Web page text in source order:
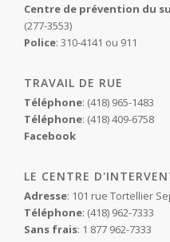
Centre de prévention du
(277-3553)
Police: 310-4141 ou 911
TRAVAIL DE RUE
Téléphone: (418) 965-1483
Téléphone: (418) 409-6758
Facebook
LE CENTRE
Adresse: 101 rue Tortellier
Téléphone: (418) 962-7333
Sans frais: 1 877 962-7333